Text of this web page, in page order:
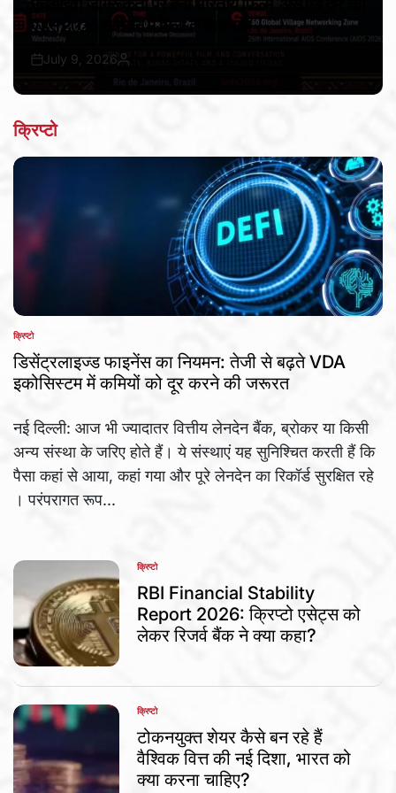
एड्स 2026 सम्मेलन में मिला वैश्विक मंच
Post
July 9, 2026
By:
क्रिप्टो
POSTED
IN
क्रिप्टो
डिसेंट्रलाइज्ड फाइनेंस का नियमन: तेजी से बढ़ते VDA
इकोसिस्टम में कमियों को दूर करने की जरूरत
नई दिल्ली: आज भी ज्यादातर वित्तीय लेनदेन बैंक, ब्रोकर या किसी
अन्य संस्था के जरिए होते हैं। ये संस्थाएं यह सुनिश्चित करती हैं कि
पैसा कहां से आया, कहां गया और पूरे लेनदेन का रिकॉर्ड सुरक्षित रहे
। परंपरागत रूप...
POSTED
IN
क्रिप्टो
RBI Financial Stability
Report 2026: क्रिप्टो एसेट्स को
लेकर रिजर्व बैंक ने क्या कहा?
POSTED
IN
क्रिप्टो
टोकनयुक्त शेयर कैसे बन रहे हैं
वैश्विक वित्त की नई दिशा, भारत को
क्या करना चाहिए?